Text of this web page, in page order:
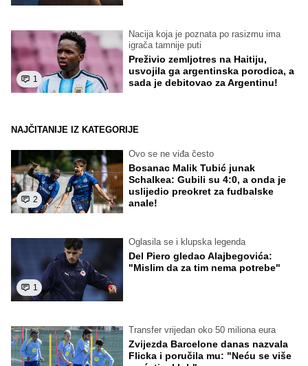
1
Nacija koja je poznata po rasizmu ima
igrača tamnije puti
Preživio zemljotres na Haitiju,
usvojila ga argentinska porodica, a
sada je debitovao za Argentinu!
NAJČITANIJE IZ KATEGORIJE
2
Ovo se ne viđa često
Bosanac Malik Tubić junak
Schalkea: Gubili su 4:0, a onda je
uslijedio preokret za fudbalske
anale!
1
Oglasila se i klupska legenda
Del Piero gledao Alajbegovića:
"Mislim da za tim nema potrebe"
Transfer vrijedan oko 50 miliona eura
Zvijezda Barcelone danas nazvala
Flicka i poručila mu: "Neću se više